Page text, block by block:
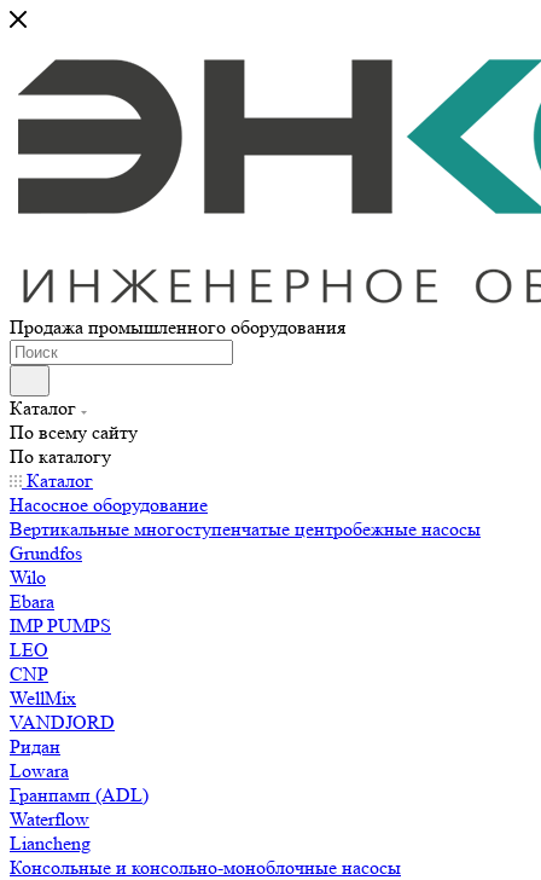
Продажа промышленного оборудования
Каталог
По всему сайту
По каталогу
Каталог
Насосное оборудование
Вертикальные многоступенчатые центробежные насосы
Grundfos
Wilo
Ebara
IMP PUMPS
LEO
CNP
WellMix
VANDJORD
Ридан
Lowara
Гранпамп (ADL)
Waterflow
Liancheng
Консольные и консольно-моноблочные насосы